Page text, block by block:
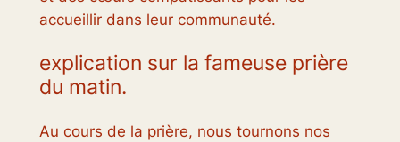
accueillir dans leur communauté.
explication sur la fameuse prière
du matin.
Au cours de la prière, nous tournons nos